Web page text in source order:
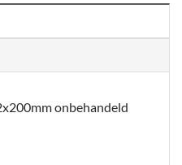
onbehandeld